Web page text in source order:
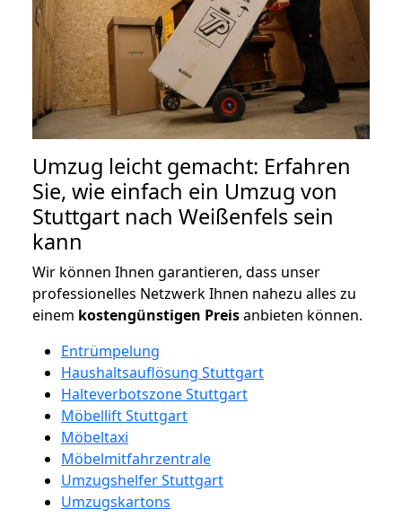
Umzug leicht gemacht: Erfahren
Sie, wie einfach ein Umzug von
Stuttgart nach Weißenfels sein
kann
Wir können Ihnen garantieren, dass unser
professionelles Netzwerk Ihnen nahezu alles zu
einem kostengünstigen Preisanbieten können.
Entrümpelung
Haushaltsauflösung Stuttgart
Halteverbotszone Stuttgart
Möbellift Stuttgart
Möbeltaxi
Möbelmitfahrzentrale
Umzugshelfer Stuttgart
Umzugskartons